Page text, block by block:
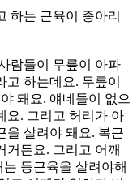
하는 근육이 종아리
람들이 무릎이 아파
하는데요. 무릎이
돼요. 얘네들이 없으
요. 그리고 허리가 아
을 살려야 돼요. 복근
거든요. 그리고 어깨
등근육을 살려야해